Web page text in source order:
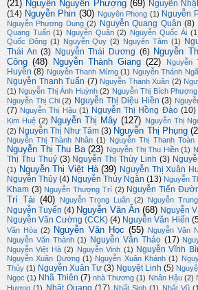
(21) Nguyễn Nguyên Phượng (69) Nguyễn
(14) Nguyễn Phin (30) Nguyên Phong (1) Nguyễn
Nguyễn Phương Dung (2) Nguyễn Quang Quân (8)
Quang Tuấn (1) Nguyễn Quân (2) Nguyễn Quốc Ái
Quốc Đông (1) Nguyễn Quy (2) Nguyên Tâm (1)
Thái An (3) Nguyễn Thái Dương (6) Nguyễn
Công (48) Nguyễn Thành Giang (22) Nguyễn
Huyền (8) Nguyễn Thanh Mừng (1) Nguyễn Thánh Ngã
Nguyễn Thanh Tuấn (7) Nguyễn Thanh Xuân (2)
(1) Nguyễn Thị Ánh Huỳnh (2) Nguyễn Thị Bích Phượng
Nguyễn Thị Chi (2) Nguyễn Thị Diệu Hiền (3)
(7) Nguyễn Thị Hậu (1) Nguyễn Thị Hồng Đào (10)
Kim Huệ (2) Nguyễn Thị Mây (127) Nguyễn Thị
(2) Nguyễn Thị Như Tâm (3) Nguyễn Thị Phụng
Nguyễn Thị Thành Nhân (1) Nguyễn Thị Thanh Toàn
Nguyễn Thị Thu Ba (23) Nguyễn Thị Thu Hiền (1)
Thị Thu Thuý (3) Nguyễn Thị Thùy Linh (3)
(1) Nguyễn Thị Việt Hà (39) Nguyễn Thị Xuân
Nguyễn Thủy (4) Nguyễn Thúy Ngân (13) Nguyễn
Kham (3) Nguyễn Thượng Trí (2) Nguyễn Tiến
Trí Tài (40) Nguyễn Trọng Luân (2) Nguyễn Trung
Nguyễn Tuyển (4) Nguyễn Văn Ân (68) Nguyễn
Nguyễn Văn Cường (CCK) (4) Nguyễn Văn Hiến
Văn Hòa (2) Nguyễn Văn Học (55) Nguyễn Văn
Nguyễn Văn Thành (1) Nguyễn Văn Thảo (17)
Nguyễn Việt Hà (2) Nguyễn Vinh (1) Nguyễn Vĩnh
Nguyễn Xuân Dương (1) Nguyễn Xuân Khánh (1)
Thủy (1) Nguyễn Xuân Tư (3) Nguyệt Linh (5)
Ngọc (1) Nhã Thiên (7) nhà Thương (1) Nhân Hậu (2)
Hương (1) Nhất Sinh (1) Nhật Vũ